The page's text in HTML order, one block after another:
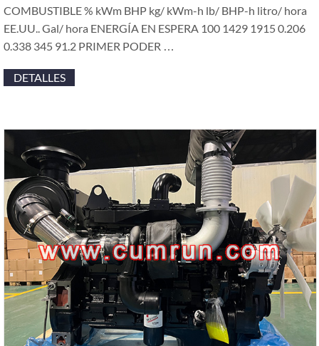
COMBUSTIBLE % kWm BHP kg/ kWm-h lb/ BHP-h litro/ hora
EE.UU.. Gal/ hora ENERGÍA EN ESPERA 100 1429 1915 0.206
0.338 345 91.2 PRIMER PODER …
DETALLES